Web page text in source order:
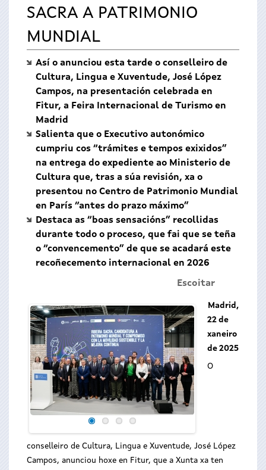
SACRA A PATRIMONIO
MUNDIAL
Así o anunciou esta tarde o conselleiro de
Cultura, Lingua e Xuventude, José López
Campos, na presentación celebrada en
Fitur, a Feira Internacional de Turismo en
Madrid
Salienta que o Executivo autonómico
cumpriu cos “trámites e tempos exixidos”
na entrega do expediente ao Ministerio de
Cultura que, tras a súa revisión, xa o
presentou no Centro de Patrimonio Mundial
en París “antes do prazo máximo”
Destaca as “boas sensacións” recollidas
durante todo o proceso, que fai que se teña
o “convencemento” de que se acadará este
recoñecemento internacional en 2026
Escoitar
Madrid,
22 de
xaneiro
de 2025
O
conselleiro de Cultura, Lingua e Xuventude, José López
Campos, anunciou hoxe en Fitur, que a Xunta xa ten